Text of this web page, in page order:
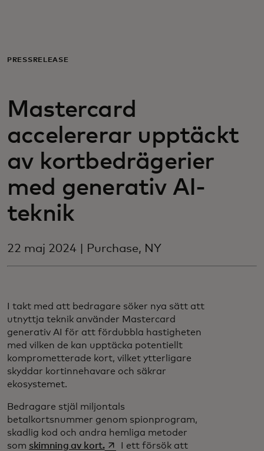
För företag
För världen
För innovatörer
Nyheter och trender
PRESSRELEASE
Mastercard
accelererar upptäckt
av kortbedrägerier
med generativ AI-
teknik
22 maj 2024 | Purchase, NY
I takt med att bedragare söker nya sätt att
utnyttja teknik använder Mastercard
generativ AI för att fördubbla hastigheten
med vilken de kan upptäcka potentiellt
komprometterade kort, vilket ytterligare
skyddar kortinnehavare och säkrar
ekosystemet.
Bedragare stjäl miljontals
betalkortsnummer genom spionprogram,
skadlig kod och andra hemliga metoder
som skimning av kort.opens in a new tab
I ett försök att